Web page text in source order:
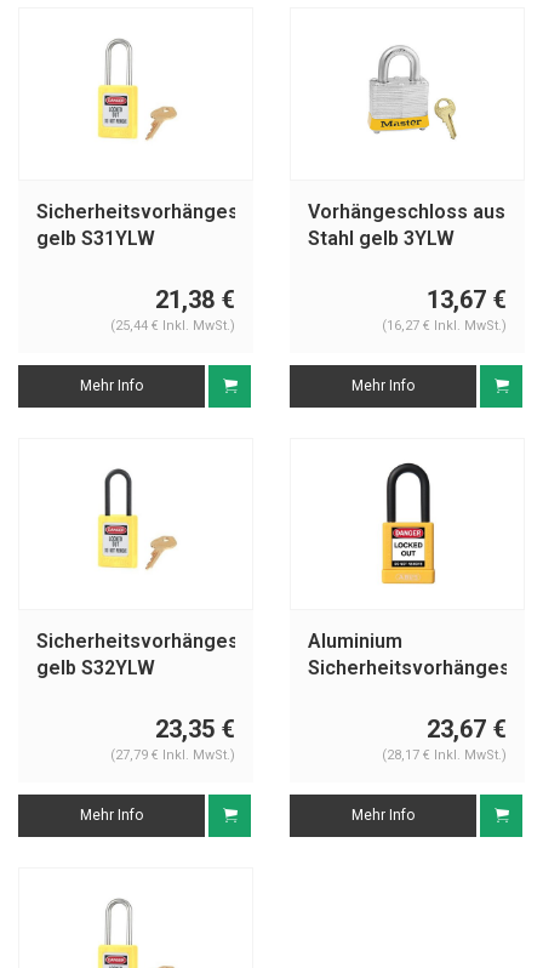
Sicherheitsvorhängeschloss
gelb S31YLW
21,38 €
(25,44 € Inkl. MwSt.)
Mehr Info
Vorhängeschloss aus
Stahl gelb 3YLW
13,67 €
(16,27 € Inkl. MwSt.)
Mehr Info
Sicherheitsvorhängeschloss
gelb S32YLW
23,35 €
(27,79 € Inkl. MwSt.)
Mehr Info
Aluminium
Abdeckung 74/4023,67 €
(28,17 € Inkl. MwSt.)
Mehr Info